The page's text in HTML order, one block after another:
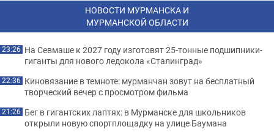
НОВОСТИ МУРМАНСКА И
МУРМАНСКОЙ ОБЛАСТИ
23:26 На Севмаше к 2027 году изготовят 25-тонные подшипники-
гиганты для нового ледокола «Сталинград»
22:36 Киновязание в темноте: мурманчан зовут на бесплатный
творческий вечер с просмотром фильма
21:26 Бег в гигантских лаптях: в Мурманске для школьников
открыли новую спортплощадку на улице Баумана